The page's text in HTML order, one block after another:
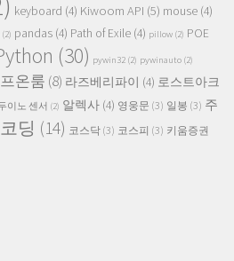
keyboard (4) Kiwoom API (5) mouse (4)
(2) pandas (4) Path of Exile (4) pillow (2) POE
(30) pywin32 (2) pywinauto (2)
온룸 (8) 라즈베리파이 (4) 로스트아크
이노 센서 (2) 알렉사 (4) 영웅문 (3) 일봉 (3) 주
코딩 (14) 코스닥 (3) 코스피 (3) 키움증권